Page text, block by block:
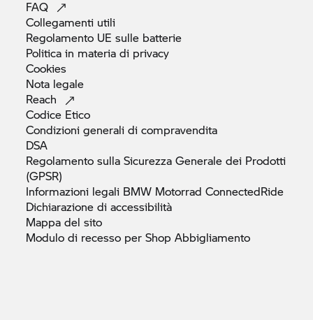
FAQ
Collegamenti utili
Regolamento UE sulle batterie
Politica in materia di privacy
Cookies
Nota legale
Reach
Codice Etico
Condizioni generali dicompravendita
DSA
Regolamento sulla Sicurezza Generale dei Prodotti
(GPSR)
Informazioni legali BMW Motorrad ConnectedRide
Dichiarazione diaccessibilità
Mappa delsito
Modulo di recesso per ShopAbbigliamento